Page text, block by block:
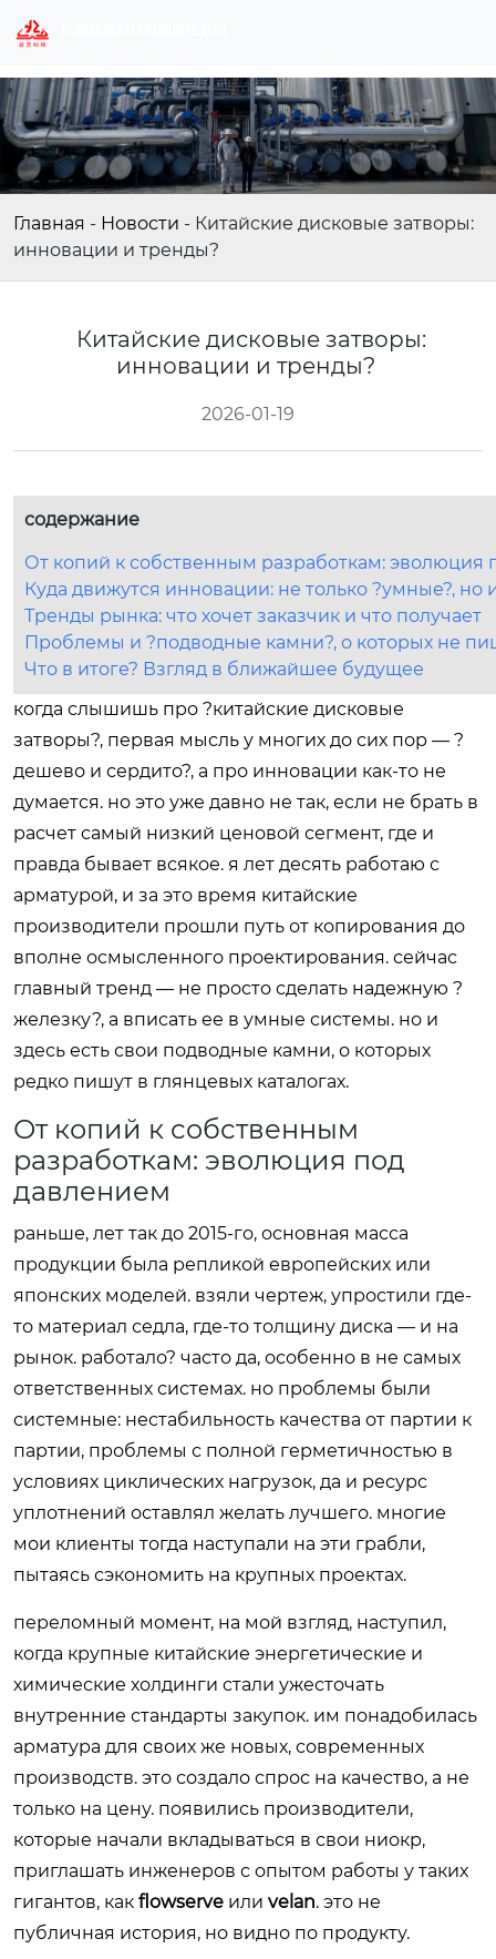
Главная - Новости - Китайские дисковые затворы:
инновации и тренды?
Китайские дисковые затворы:
инновации и тренды?
2026-01-19
содержание
От копий к собственным разработкам: эволюция
Куда движутся инновации: не только ?умные?, но
Тренды рынка: что хочет заказчик и что получает
Проблемы и ?подводные камни?, о которых не
Что в итоге? Взгляд в ближайшее будущее
когда слышишь про ?китайские дисковые
затворы?, первая мысль у многих до сих пор — ?
дешево и сердито?, а про инновации как-то не
думается. но это уже давно не так, если не брать в
расчет самый низкий ценовой сегмент, где и
правда бывает всякое. я лет десять работаю с
арматурой, и за это время китайские
производители прошли путь от копирования до
вполне осмысленного проектирования. сейчас
главный тренд — не просто сделать надежную ?
железку?, а вписать ее в умные системы. но и
здесь есть свои подводные камни, о которых
редко пишут в глянцевых каталогах.
От копий к собственным
разработкам: эволюция под
давлением
раньше, лет так до 2015-го, основная масса
продукции была репликой европейских или
японских моделей. взяли чертеж, упростили где-
то материал седла, где-то толщину диска — и на
рынок. работало? часто да, особенно в не самых
ответственных системах. но проблемы были
системные: нестабильность качества от партии к
партии, проблемы с полной герметичностью в
условиях циклических нагрузок, да и ресурс
уплотнений оставлял желать лучшего. многие
мои клиенты тогда наступали на эти грабли,
пытаясь сэкономить на крупных проектах.
переломный момент, на мой взгляд, наступил,
когда крупные китайские энергетические и
химические холдинги стали ужесточать
внутренние стандарты закупок. им понадобилась
арматура для своих же новых, современных
производств. это создало спрос на качество, а не
только на цену. появились производители,
которые начали вкладываться в свои ниокр,
приглашать инженеров с опытом работы у таких
гигантов, как flowserve или velan. это не
публичная история, но видно по продукту.